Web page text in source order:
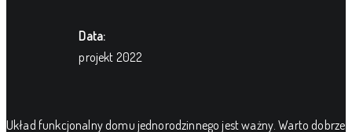
Data:
projekt 2022
Układ funkcjonalny domu jednorodzinnego jest ważny. Warto dobrze